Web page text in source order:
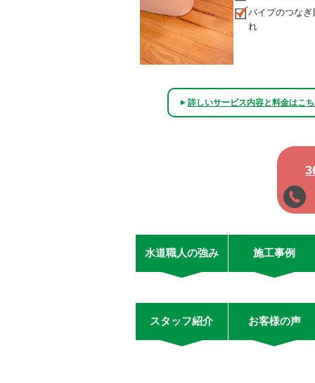
パイプのつな
れ
▲詳しいサービス内容と料金はこ
水道職人の強み 施工事例
スタッフ紹介 お客様の声